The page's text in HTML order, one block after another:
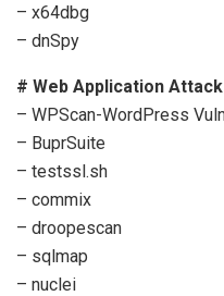
– x64dbg
– dnSpy
# Web Application Attack
– WPScan-WordPress
– BuprSuite
– testssl.sh
– commix
– droopescan
– sqlmap
– nuclei